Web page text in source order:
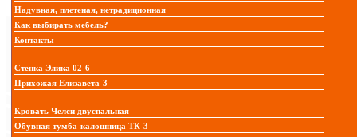
Надувная, плетеная, нетрадиционная
Как выбирать мебель?
Контакты
Стенка Элика 02-6
Прихожая Елизавета-3
Кровать Челси двуспальная
Обувная тумба-калошница ТК-3